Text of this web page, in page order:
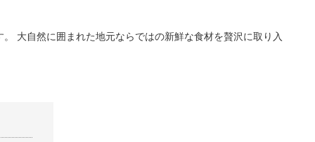
大自然に囲まれた地元ならではの新鮮な食材を贅沢に取り入